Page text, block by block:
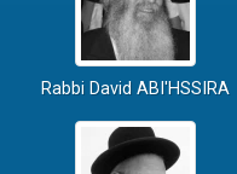
Rabbi David ABI'HSSIRA